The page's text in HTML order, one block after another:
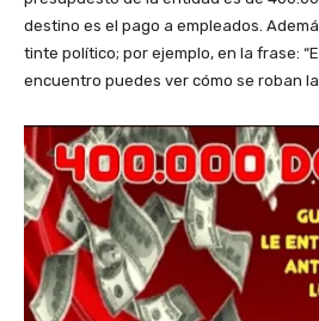
destino es el pago a empleados.
tinte político; por ejemplo, en la frase:
encuentro puedes ver cómo se roban